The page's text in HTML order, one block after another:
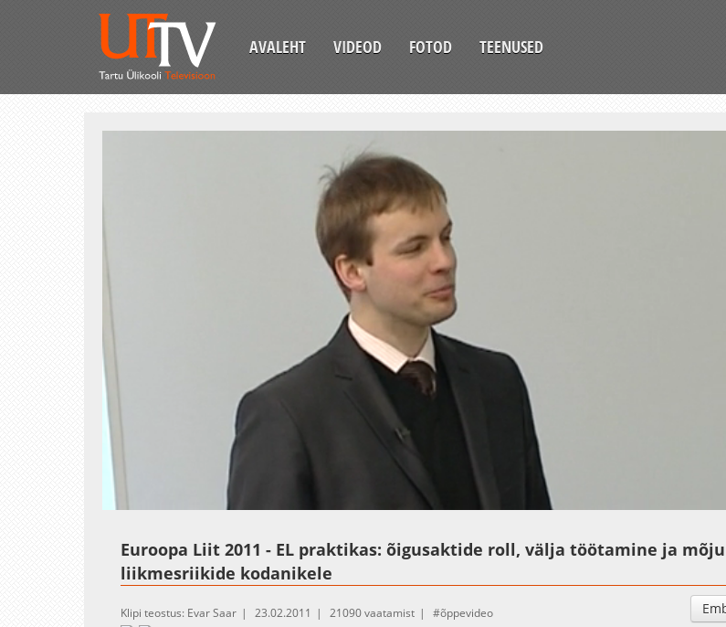
AVALEHT VIDEOD FOTOD TEENUSED
Euroopa Liit 2011 - EL praktikas: õigusaktide roll, välja töötamine ja mõju
liikmesriikide kodanikele
Klipi teostus: Evar Saar 23.02.2011 21090 vaatamist õppevideo